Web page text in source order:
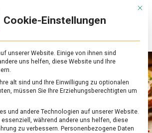
Online-
Magazin
zu
&
Ernährung
Mit
Cookie-Einstellungen
unserer Website. Einige von ihnen sind
uns helfen, diese Website und Ihre
alt sind und Ihre Einwilligung zu optionalen
müssen Sie Ihre Erziehungsberechtigten um
und andere Technologien auf unserer Website.
essenziell, während andere uns helfen, diese
zu verbessern. Personenbezogene Daten